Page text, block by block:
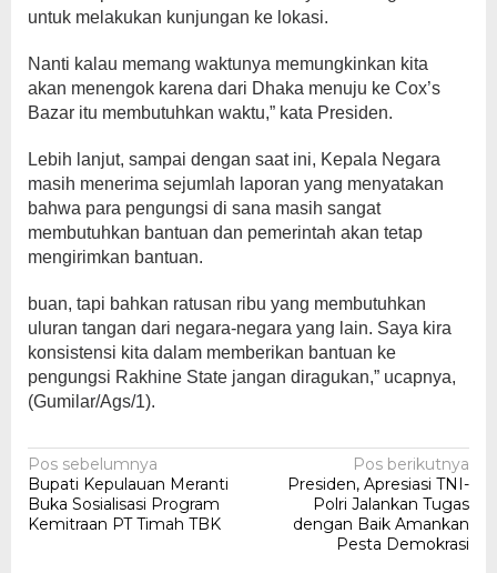
untuk melakukan kunjungan ke lokasi.
Nanti kalau memang waktunya memungkinkan kita
akan menengok karena dari Dhaka menuju ke Cox’s
Bazar itu membutuhkan waktu,” kata Presiden.
Lebih lanjut, sampai dengan saat ini, Kepala Negara
masih menerima sejumlah laporan yang menyatakan
bahwa para pengungsi di sana masih sangat
membutuhkan bantuan dan pemerintah akan tetap
mengirimkan bantuan.
buan, tapi bahkan ratusan ribu yang membutuhkan
uluran tangan dari negara-negara yang lain. Saya kira
konsistensi kita dalam memberikan bantuan ke
pengungsi Rakhine State jangan diragukan,” ucapnya,
(Gumilar/Ags/1).
Navigasi
pos
Pos sebelumnya
Bupati Kepulauan Meranti
Buka Sosialisasi Program
Kemitraan PT Timah TBK
Pos berikutnya
Presiden, Apresiasi TNI-
Polri Jalankan Tugas
dengan Baik Amankan
Pesta Demokrasi